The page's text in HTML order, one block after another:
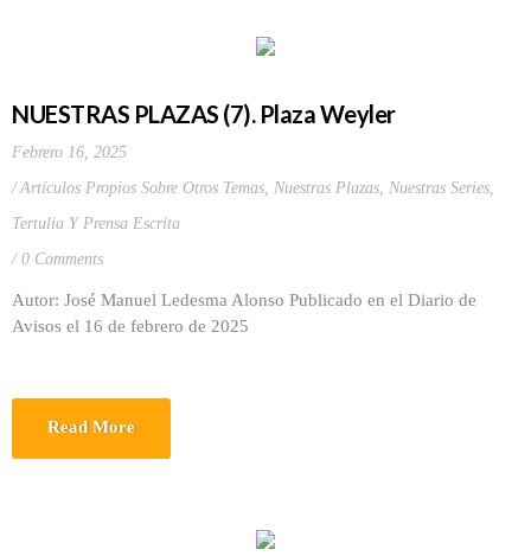
NUESTRAS PLAZAS (7). Plaza Weyler
Febrero 16, 2025
Artículos Propios Sobre Otros Temas, Nuestras Plazas, Nuestras Series,
Tertulia Y Prensa Escrita
0 Comments
Autor: José Manuel Ledesma Alonso Publicado en el Diario de
Avisos el 16 de febrero de 2025
Read More